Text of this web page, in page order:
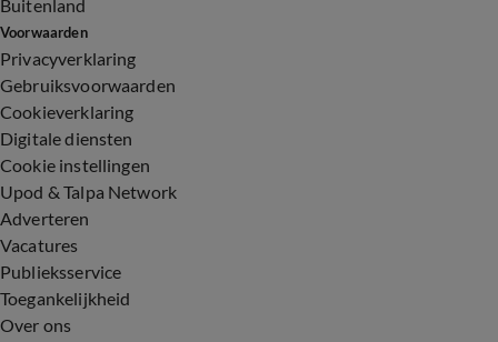
Buitenland
Voorwaarden
Privacyverklaring
Gebruiksvoorwaarden
Cookieverklaring
Digitale diensten
Cookie instellingen
Upod & Talpa Network
Adverteren
Vacatures
Publieksservice
Toegankelijkheid
Over ons